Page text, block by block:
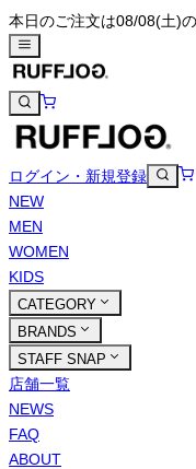
本日のご注文は08/08(土)
ログイン・新規登録
NEW
MEN
WOMEN
KIDS
CATEGORY
BRANDS
STAFF SNAP
店舗一覧
NEWS
FAQ
ABOUT